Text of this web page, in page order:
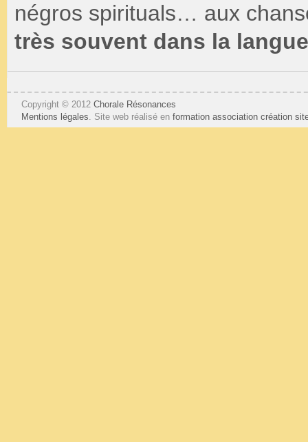
négros spirituals… aux
très souvent dans la
Copyright © 2012 Chorale Résonances
Mentions légales. Site web réalisé en formation association création